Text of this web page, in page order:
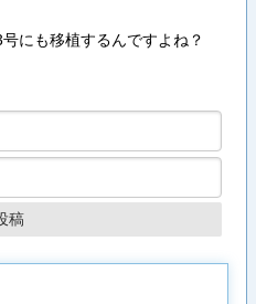
にも移植するんですよね？